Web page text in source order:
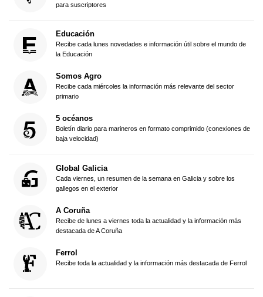
para suscriptores
Educación
Recibe cada lunes novedades e información útil sobre el mundo de
la Educación
Somos Agro
Recibe cada miércoles la información más relevante del sector
primario
5 océanos
Boletín diario para marineros en formato comprimido (conexiones de
baja velocidad)
Global Galicia
Cada viernes, un resumen de la semana en Galicia y sobre los
gallegos en el exterior
A Coruña
Recibe de lunes a viernes toda la actualidad y la información más
destacada de A Coruña
Ferrol
Recibe toda la actualidad y la información más destacada de Ferrol